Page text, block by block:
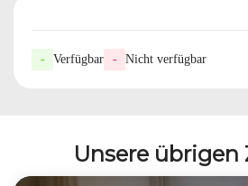
- Verfügbar - Nicht verfügbar
Unsere